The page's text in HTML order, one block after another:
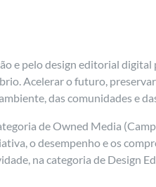
e pelo design editorial
Acelerar o futuro,
das comunidades e
de Owned Media
o desempenho e os
na categoria de Design